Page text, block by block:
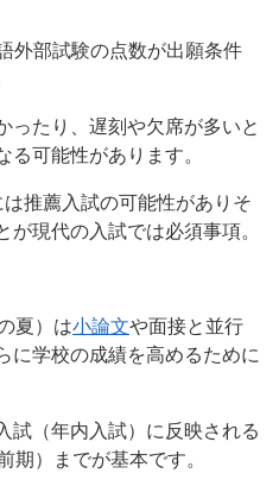
外部試験の点数が出願条件
ったり、遅刻や欠席が多いと
る可能性があります。
推薦入試の可能性がありそ
が現代の入試では必須事項。
夏）は小論文や面接と並行
に学校の成績を高めるために
試（年内入試）に反映される
期）までが基本です。